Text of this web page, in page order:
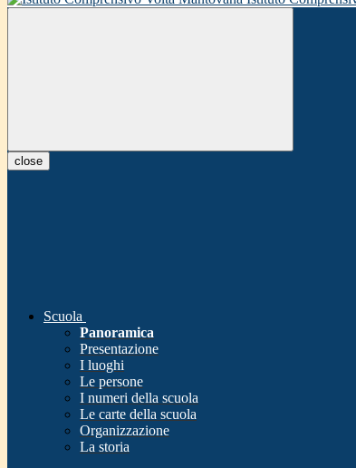
close
Scuola
Panoramica
Presentazione
I luoghi
Le persone
I numeri della scuola
Le carte della scuola
Organizzazione
La storia